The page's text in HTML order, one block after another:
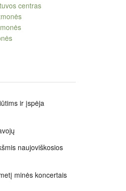
centras
ir įspėja
naujoviškosios
minės koncertais